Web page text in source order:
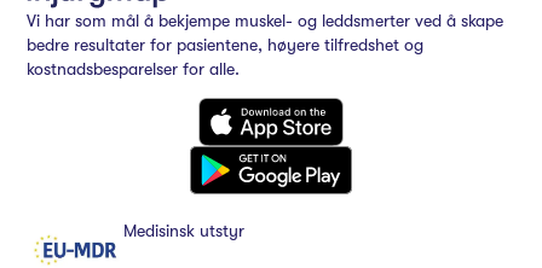
Vi har som mål å bekjempe muskel- og leddsmerter ved å skape
bedre resultater for pasientene, høyere tilfredshet og
kostnadsbesparelser for alle.
Medisinsk utstyr